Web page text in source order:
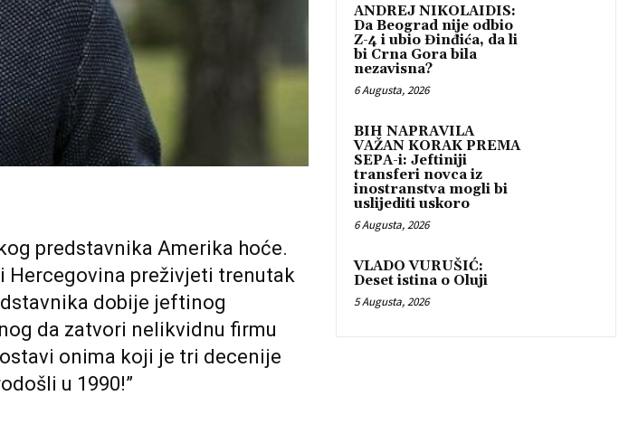
predstavnika Amerika hoće.
Hercegovina preživjeti trenutak
dobije jeftinog
da zatvori nelikvidnu firmu
onima koji je tri decenije
u 1990!”
ANDREJ NIKOLAIDIS:
Da Beograd nije odbio
Z-4 i ubio Đinđića, da li
bi Crna Gora bila
nezavisna?
6 Augusta, 2026
BIH NAPRAVILA
VAŽAN KORAK PREMA
SEPA-i: Jeftiniji
transferi novca iz
inostranstva mogli bi
uslijediti uskoro
6 Augusta, 2026
VLADO VURUŠIĆ:
Deset istina o Oluji
5 Augusta, 2026